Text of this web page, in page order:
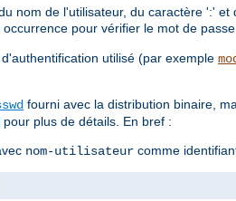
nom de l'utilisateur, du caractère ':'
pour vérifier le mot de passe.
utilisé (par exemple
fourni avec la distribution binaire,
pour plus de détails. En bref :
nom-utilisateur comme